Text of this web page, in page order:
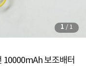
1 /1
10000mAh 보조배터